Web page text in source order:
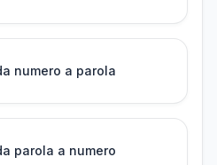
numero a parola
parola a numero